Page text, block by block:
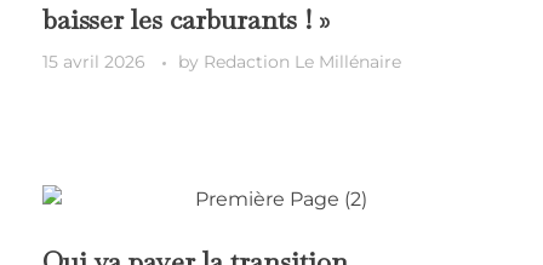
baisser les carburants ! »
15 avril 2026 by Redaction Le Millénaire